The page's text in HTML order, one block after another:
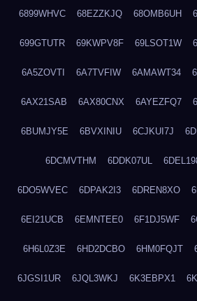
6899WHVC 68EZZKJQ 68OMB6UH
699GTUTR 69KWPV8F 69LSOT1W
6A5ZOVTI 6A7TVFIW 6AMAWT34
6AX21SAB 6AX80CNX 6AYEZFQ7
6BUMJY5E 6BVXINIU 6CJKUI7J
6DCMVTHM 6DDK07UL
6DO5WVEC 6DPAK2I3 6DREN8XO
6EI21UCB 6EMNTEE0 6F1DJ5WF
6H6L0Z3E 6HD2DCBO 6HM0FQJT
6JGSI1UR 6JQL3WKJ 6K3EBPX1